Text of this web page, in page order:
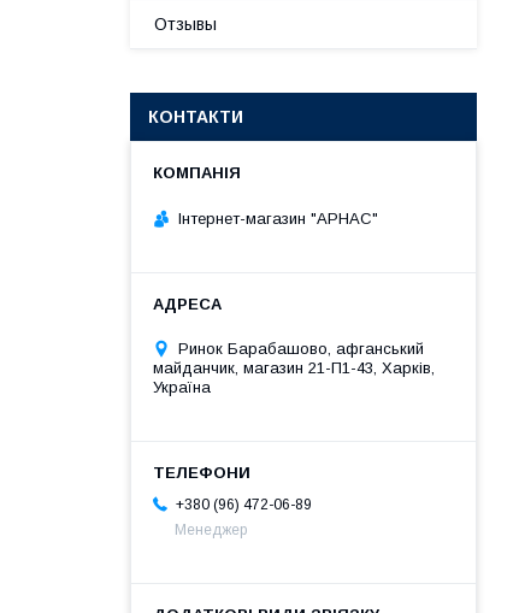
Отзывы
КОНТАКТИ
Інтернет-магазин "АРНАС"
Ринок Барабашово, афганський
майданчик, магазин 21-П1-43, Харків,
Україна
+380 (96) 472-06-89
Менеджер